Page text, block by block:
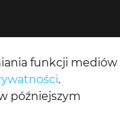
PN-EN ISO
są zgodne z
i wymogami, co
do jakości
obowiązującymi
funkcji mediów
.
późniejszym